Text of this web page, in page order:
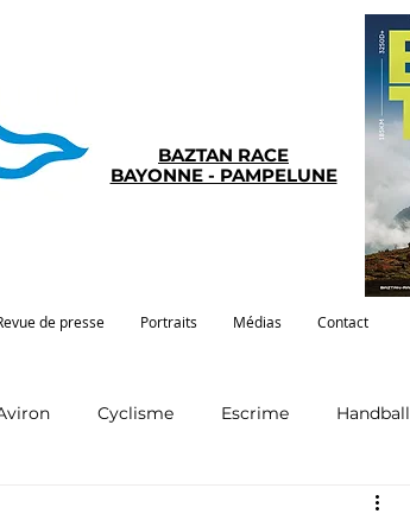
BAZTAN RACE
BAYONNE - PAMPELUNE
de presse Portraits Médias Contact
Cyclisme Escrime Handball